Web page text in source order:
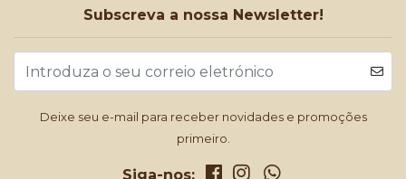
Subscreva a nossa Newsletter!
Deixe seu e-mail para receber novidades e promoções
primeiro.
Siga-nos: